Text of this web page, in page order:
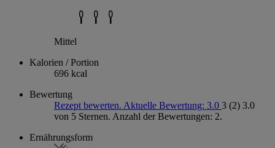
Mittel
Kalorien / Portion
696 kcal
Bewertung
Rezept bewerten. Aktuelle Bewertung: 3.0 3 (2) 3.0
von 5 Sternen. Anzahl der Bewertungen: 2.
Ernährungsform